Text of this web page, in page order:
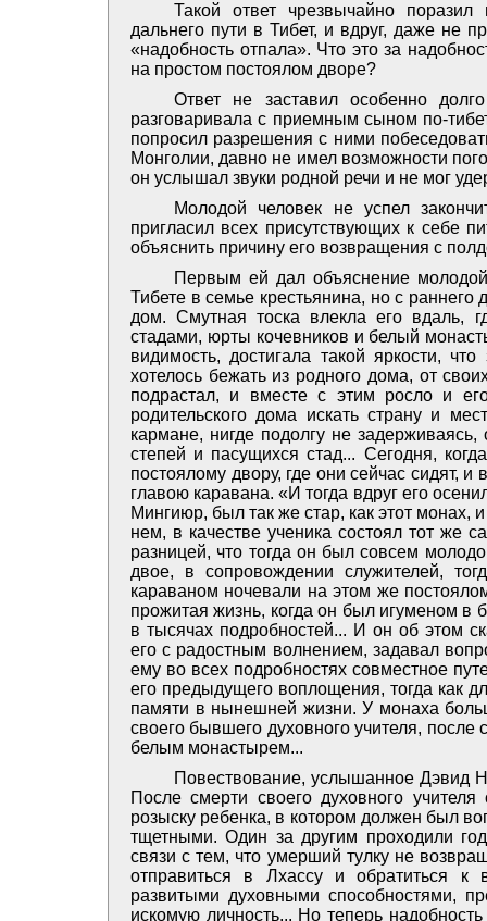
Такой ответ чрезвычайно
дальнего пути в Тибет, и вдруг, даже не
«надобность отпала». Что это за
на простом постоялом дворе?
Ответ не заставил особенно
разговаривала с приемным сыном по-
попросил разрешения с ними
Монголии, давно не имел возможности
он услышал звуки родной речи и не мог
Молодой человек не успел
пригласил всех присутствующих к себе
объяснить причину его возвращения с
Первым ей дал объяснение
Тибете в семье крестьянина, но с
дом. Смутная тоска влекла его вдаль,
стадами, юрты кочевников и белый
видимость, достигала такой яркости,
хотелось бежать из родного дома, от
подрастал, и вместе с этим росло и
родительского дома искать страну и
кармане, нигде подолгу не
степей и пасущихся стад... Сегодня,
постоялому двору, где они сейчас сидят,
главою каравана. «И тогда вдруг его
Мингиюр, был так же стар, как этот
нем, в качестве ученика состоял тот же
разницей, что тогда он был совсем
двое, в сопровождении служителей,
караваном ночевали на этом же
прожитая жизнь, когда он был игуменом
в тысячах подробностей... И он об этом
его с радостным волнением, задавал
ему во всех подробностях совместное
его предыдущего воплощения, тогда как
памяти в нынешней жизни. У монаха
своего бывшего духовного учителя, после
белым монастырем...
Повествование, услышанное Дэвид
После смерти своего духовного
розыску ребенка, в котором должен был
тщетными. Один за другим проходили
связи с тем, что умерший тулку не
отправиться в Лхассу и обратиться
развитыми духовными способностями,
искомую личность... Но теперь